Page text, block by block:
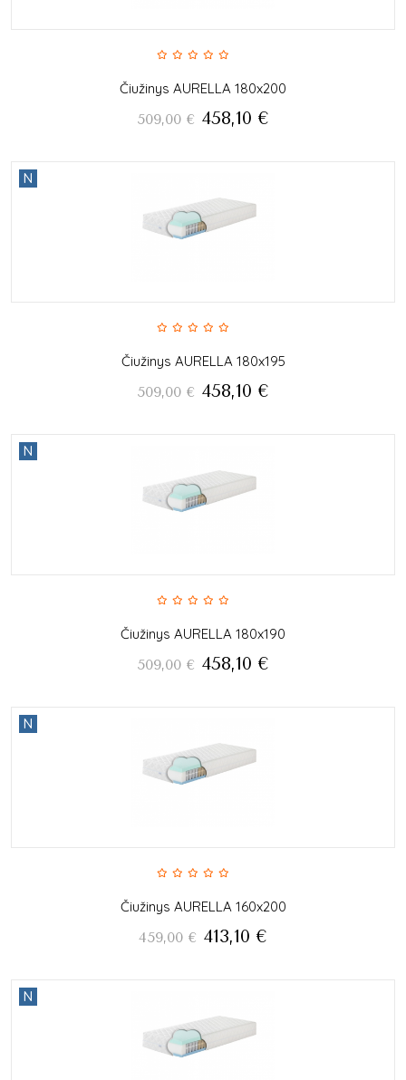
Čiužinys AURELLA 180x200
509,00 € 458,10 €
N
Čiužinys AURELLA 180x195
509,00 € 458,10 €
N
Čiužinys AURELLA 180x190
509,00 € 458,10 €
N
Čiužinys AURELLA 160x200
459,00 € 413,10 €
N